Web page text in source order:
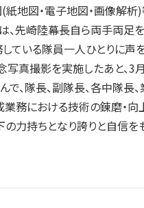
地図・電子地図・画像解析
、先崎陸幕長自ら両手両足
ている隊員一人ひとりに
真撮影を実施したあと、3
で、隊長、副隊長、各中隊
務における技術の錬磨・向
の力持ちとなり誇りと自信